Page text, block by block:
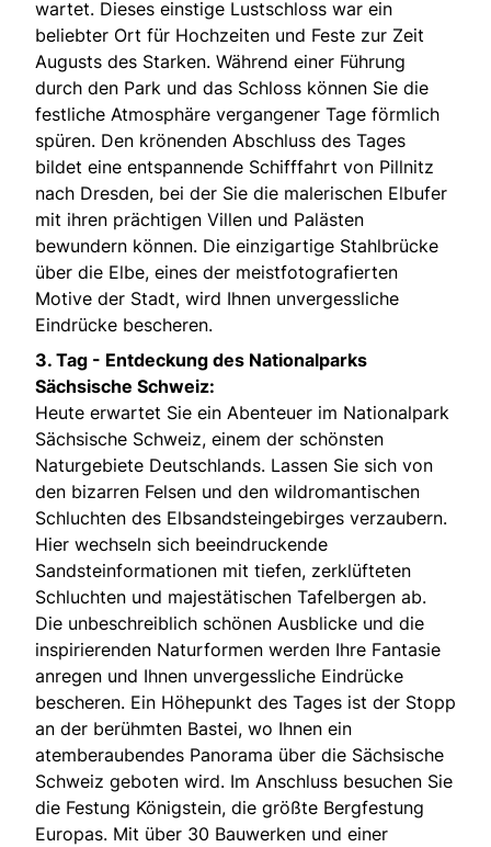
wartet. Dieses einstige Lustschloss war ein
beliebter Ort für Hochzeiten und Feste zur Zeit
Augusts des Starken. Während einer Führung
durch den Park und das Schloss können Sie die
festliche Atmosphäre vergangener Tage förmlich
spüren. Den krönenden Abschluss des Tages
bildet eine entspannende Schifffahrt von Pillnitz
nach Dresden, bei der Sie die malerischen Elbufer
mit ihren prächtigen Villen und Palästen
bewundern können. Die einzigartige Stahlbrücke
über die Elbe, eines der meistfotografierten
Motive der Stadt, wird Ihnen unvergessliche
Eindrücke bescheren.
3. Tag - Entdeckung des Nationalparks
Sächsische Schweiz:
Heute erwartet Sie ein Abenteuer im Nationalpark
Sächsische Schweiz, einem der schönsten
Naturgebiete Deutschlands. Lassen Sie sich von
den bizarren Felsen und den wildromantischen
Schluchten des Elbsandsteingebirges verzaubern.
Hier wechseln sich beeindruckende
Sandsteinformationen mit tiefen, zerklüfteten
Schluchten und majestätischen Tafelbergen ab.
Die unbeschreiblich schönen Ausblicke und die
inspirierenden Naturformen werden Ihre Fantasie
anregen und Ihnen unvergessliche Eindrücke
bescheren. Ein Höhepunkt des Tages ist der Stopp
an der berühmten Bastei, wo Ihnen ein
atemberaubendes Panorama über die Sächsische
Schweiz geboten wird. Im Anschluss besuchen Sie
die Festung Königstein, die größte Bergfestung
Europas. Mit über 30 Bauwerken und einer